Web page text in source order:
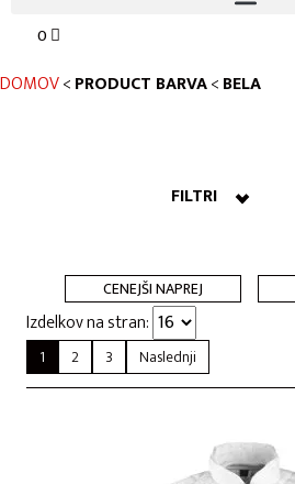
0
DOMOV<PRODUCT BARVA<BELA
FILTRI
CENEJŠI NAPREJ
Izdelkov na stran:
1 2 3 Naslednji